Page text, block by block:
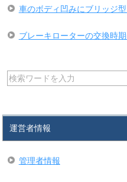
車のボディ凹みにブリッジ
ブレーキローターの交換時
運営者情報
管理者情報